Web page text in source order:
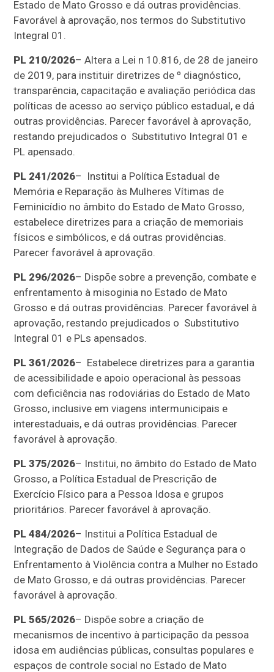
Estado de Mato Grosso e dá outras providências.
Favorável à aprovação, nos termos do Substitutivo
Integral 01.
PL 210/2026– Altera a Lei n 10.816, de 28 de janeiro
de 2019, para instituir diretrizes de º diagnóstico,
transparência, capacitação e avaliação periódica das
políticas de acesso ao serviço público estadual, e dá
outras providências. Parecer favorável à aprovação,
restando prejudicados o Substitutivo Integral 01 e
PL apensado.
PL 241/2026– Institui a Política Estadual de
Memória e Reparação às Mulheres Vítimas de
Feminicídio no âmbito do Estado de Mato Grosso,
estabelece diretrizes para a criação de memoriais
físicos e simbólicos, e dá outras providências.
Parecer favorável à aprovação.
PL 296/2026– Dispõe sobre a prevenção, combate e
enfrentamento à misoginia no Estado de Mato
Grosso e dá outras providências. Parecer favorável à
aprovação, restando prejudicados o Substitutivo
Integral 01 e PLs apensados.
PL 361/2026– Estabelece diretrizes para a garantia
de acessibilidade e apoio operacional às pessoas
com deficiência nas rodoviárias do Estado de Mato
Grosso, inclusive em viagens intermunicipais e
interestaduais, e dá outras providências. Parecer
favorável à aprovação.
PL 375/2026– Institui, no âmbito do Estado de Mato
Grosso, a Política Estadual de Prescrição de
Exercício Físico para a Pessoa Idosa e grupos
prioritários. Parecer favorável à aprovação.
PL 484/2026– Institui a Política Estadual de
Integração de Dados de Saúde e Segurança para o
Enfrentamento à Violência contra a Mulher no Estado
de Mato Grosso, e dá outras providências. Parecer
favorável à aprovação.
PL 565/2026– Dispõe sobre a criação de
mecanismos de incentivo à participação da pessoa
idosa em audiências públicas, consultas populares e
espaços de controle social no Estado de Mato